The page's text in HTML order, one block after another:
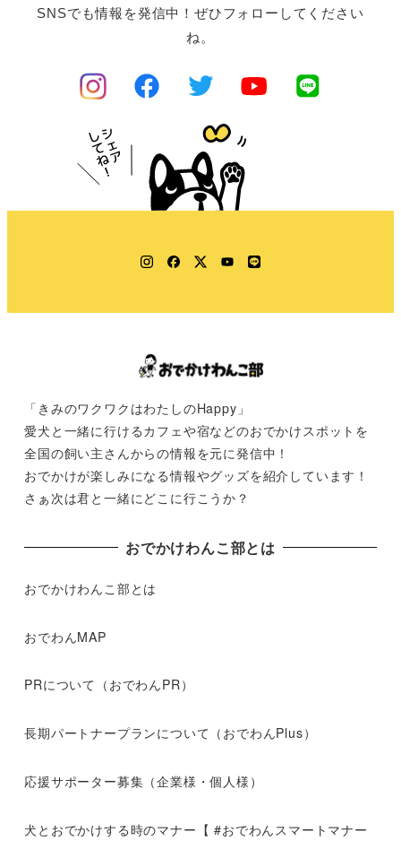
SNSでも情報を発信中！ぜひフォローしてください
ね。
Instagram
Facebook
TwitterYouTube
LINE
「きみのワクワクはわたしのHappy」
愛犬と一緒に行けるカフェや宿などのおでかけスポットを
全国の飼い主さんからの情報を元に発信中！
おでかけが楽しみになる情報やグッズを紹介しています！
さぁ次は君と一緒にどこに行こうか？
おでかけわんこ部とは
おでかけわんこ部とは
おでわんMAP
PRについて（おでわんPR）
長期パートナープランについて（おでわんPlus）
応援サポーター募集（企業様・個人様）
犬とおでかけする時のマナー【 #おでわんスマートマナー